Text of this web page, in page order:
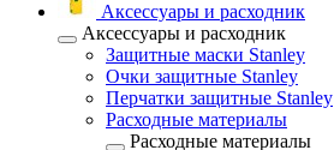
Аксессуары и расходник
Аксессуары и расходник
Защитные маски Stanley
Очки защитные Stanley
Перчатки защитные Stanley
Расходные материалы
Расходные материалы